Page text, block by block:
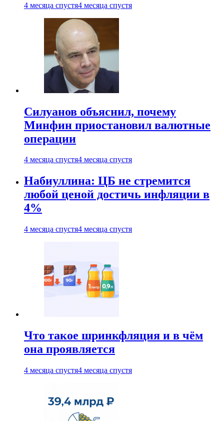
4 месяца спустя4 месяца спустя
Силуанов объяснил, почему
Минфин приостановил валютные
операции
4 месяца спустя4 месяца спустя
Набиуллина: ЦБ не стремится
любой ценой достичь инфляции в
4%
4 месяца спустя4 месяца спустя
Что такое шринкфляция и в чём
она проявляется
4 месяца спустя4 месяца спустя